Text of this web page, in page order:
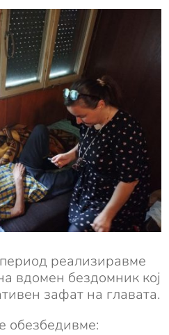
реализиравме
вдомен бездомник кој
зафат на главата.
обезбедивме: